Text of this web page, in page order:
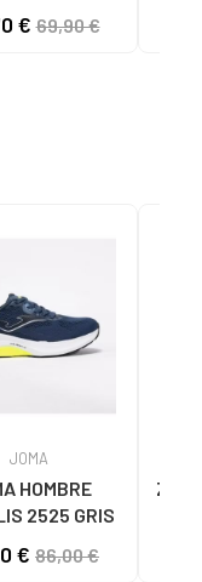
C0127
€69,90 €
JOMA
HOMBRE
2525 GRIS
€ 86,00 €